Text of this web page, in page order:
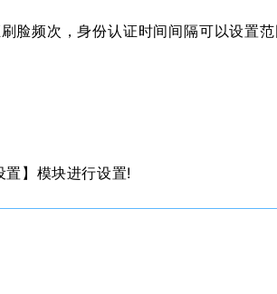
脸频次，身份认证时间间隔可以设置
置】模块进行设置!